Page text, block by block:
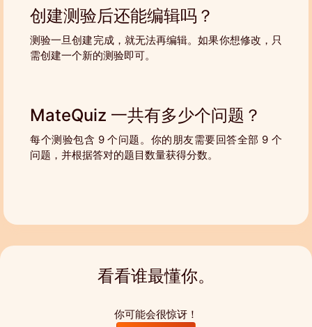
创建测验后还能编辑吗？
测验一旦创建完成，就无法再编辑。如果你想修改，只
需创建一个新的测验即可。
MateQuiz 一共有多少个问题？
每个测验包含 9 个问题。你的朋友需要回答全部 9 个
问题，并根据答对的题目数量获得分数。
看看谁最懂你。
你可能会很惊讶！